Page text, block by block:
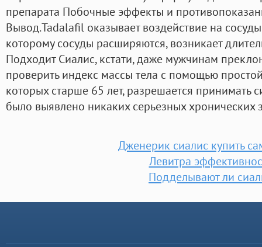
препарата Побочные эффекты и
Вывод.Tadalafil оказывает воздействие на
которому сосуды расширяются, возникает
Подходит Сиалис, кстати, даже мужчинам
проверить индекс массы тела с помощью
которых старше 65 лет, разрешается принимать
было выявлено никаких серьезных хронических
Дженерик сиалис купить
Левитра
Подделывают ли